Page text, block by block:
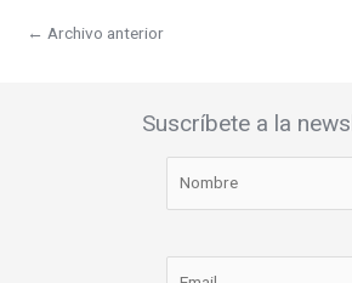
← Archivo anterior
Suscríbete a la